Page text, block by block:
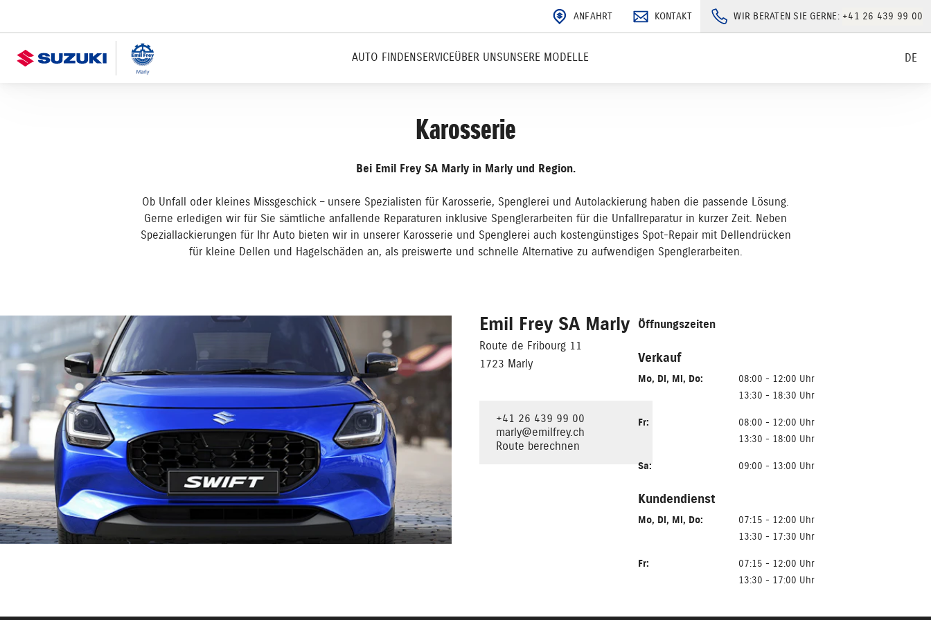
ANFAHRT KONTAKT WIR BERATEN SIE GERNE: +41 26 439 99 00
AUTO FINDENSERVICEÜBER UNSUNSERE MODELLE DE
Karosserie
Bei Emil Frey SA Marly in Marly und Region.
Ob Unfall oder kleines Missgeschick – unsere Spezialisten für Karosserie, Spenglerei und Autolackierung haben die passende Lösung.
Gerne erledigen wir für Sie sämtliche anfallende Reparaturen inklusive Spenglerarbeiten für die Unfallreparatur in kurzer Zeit. Neben
Speziallackierungen für Ihr Auto bieten wir in unserer Karosserie und Spenglerei auch kostengünstiges Spot-Repair mit Dellendrücken
für kleine Dellen und Hagelschäden an, als preiswerte und schnelle Alternative zu aufwendigen Spenglerarbeiten.
Emil Frey SA Marly
Route de Fribourg 11
1723 Marly
+41 26 439 99 00
marly@emilfrey.ch
Route berechnen
Öffnungszeiten
Verkauf
Mo, Di, Mi, Do:
08:00 - 12:00 Uhr
13:30 - 18:30 Uhr
Fr:
08:00 - 12:00 Uhr
13:30 - 18:00 Uhr
Sa: 09:00 - 13:00 Uhr
Kundendienst
Mo, Di, Mi, Do:
07:15 - 12:00 Uhr
13:30 - 17:30 Uhr
Fr:
07:15 - 12:00 Uhr
13:30 - 17:00 Uhr